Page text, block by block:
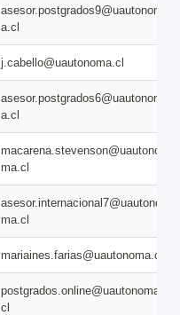
asesor.postgrados9@uautonom
a.cl
j.cabello@uautonoma.cl
asesor.postgrados6@uautonom
a.cl
macarena.stevenson@uautono
ma.cl
asesor.internacional7@uautono
ma.cl
mariaines.farias@uautonoma.cl
postgrados.online@uautonoma.
cl